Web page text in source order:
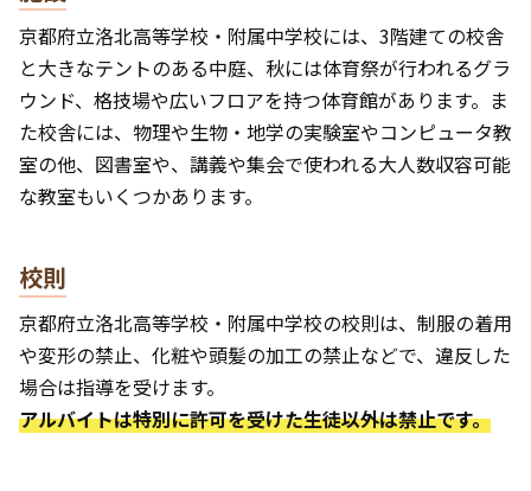
京都府立洛北高等学校・附属中学校には、3階建ての校舎
と大きなテントのある中庭、秋には体育祭が行われるグラ
ウンド、格技場や広いフロアを持つ体育館があります。ま
た校舎には、物理や生物・地学の実験室やコンピュータ教
室の他、図書室や、講義や集会で使われる大人数収容可能
な教室もいくつかあります。
校則
京都府立洛北高等学校・附属中学校の校則は、制服の着用
や変形の禁止、化粧や頭髪の加工の禁止などで、違反した
場合は指導を受けます。
アルバイトは特別に許可を受けた生徒以外は禁止です。